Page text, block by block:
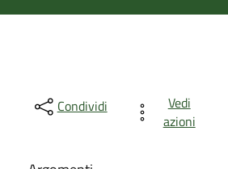
Condividi
Vedi
azioni